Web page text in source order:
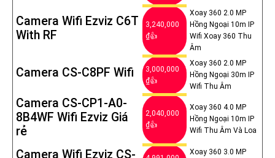
Camera Wifi Ezviz C6T
With RF
3,240,000
₫👍
Xoay 360 2.0 MP
Hồng Ngoại 10m IP
Wifi Xoay 360 Thu
Âm
Camera CS-C8PF Wifi
3,000,000
₫👍
Xoay 360 2.0 MP
Hồng Ngoại 30m IP
Wifi Thu Âm
Camera CS-CP1-A0-
8B4WF Wifi Ezviz Giá
rẻ
2,040,000
₫👍
Xoay 360 4.0 MP
Hồng Ngoại 10m IP
Wifi Thu Âm Và Loa
Camera Wifi Ezviz CS-
Xoay 360 3.0 MP